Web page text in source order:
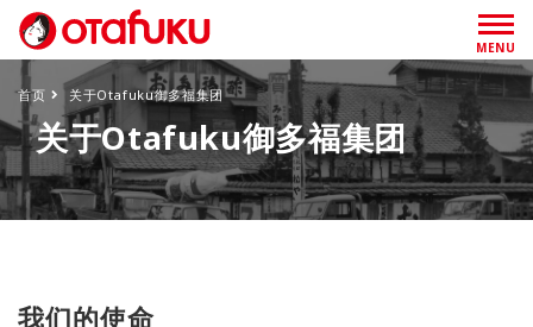
MENU
首页 关于Otafuku御多福集团
关于Otafuku御多福集团
我们的使命